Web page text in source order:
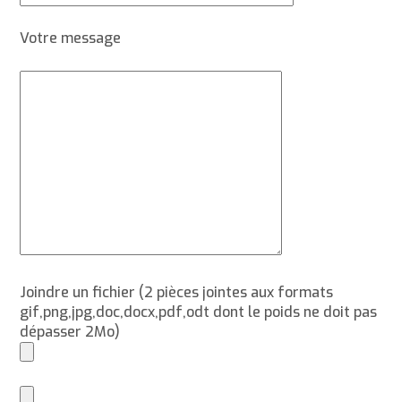
Votre message
Joindre un fichier (2 pièces jointes aux formats
gif,png,jpg,doc,docx,pdf,odt dont le poids ne doit pas
dépasser 2Mo)